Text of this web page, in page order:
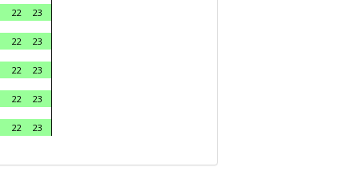
22
23
22
23
22
23
22
23
22
23